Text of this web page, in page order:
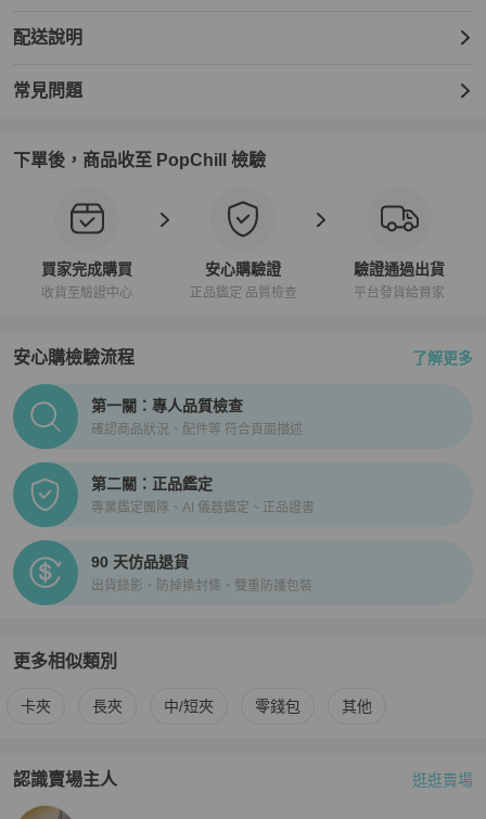
配送說明
常見問題
下單後，商品收至 PopChill 檢驗
買家完成購買
收貨至驗證中心
安心購驗證
正品鑑定 品質檢查
驗證通過出貨
平台發貨給買家
安心購檢驗流程 了解更多
PopChill拍拍圈正品驗證、安心購檢驗流程介紹
第一關：專人品質檢查
確認商品狀況、配件等 符合頁面描述
第二關：正品鑑定
專業鑑定團隊、AI 儀器鑑定、正品證書
90 天仿品退貨
出貨錄影、防掉換封條、雙重防護包裝
更多相似類別
更多Bottega Veneta 男士錢包 / 小皮件相似商品推薦
卡夾 長夾 中/短夾 零錢包 其他
認識賣場主人
PopChill 拍拍圈嚴選賣家
逛逛賣場